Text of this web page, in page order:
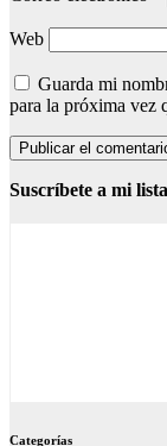
Web
Guarda mi
para la próxima vez
Suscríbete a mi
Categorías